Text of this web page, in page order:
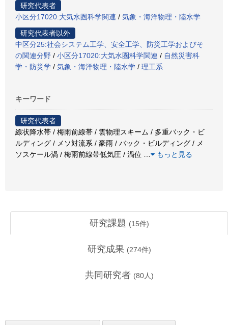
研究代表者
小区分17020:大気水圏科学関連 / 気象・海洋物理・陸水学
研究代表者以外
中区分25:社会システム工学、安全工学、防災工学およびそ
の関連分野 / 小区分17020:大気水圏科学関連 / 自然災害科
学・防災学 / 気象・海洋物理・陸水学 / 理工系
キーワード
研究代表者
線状降水帯 / 梅雨前線帯 / 雲物理スキーム / 多重バック・ビ
ルディング / メソ対流系 / 豪雨 / バック・ビルディング / メ
ソスケール渦 / 梅雨前線帯低気圧 / 渦位
もっと見る
研究課題 (15件)
研究成果 (274件)
共同研究者 (80人)